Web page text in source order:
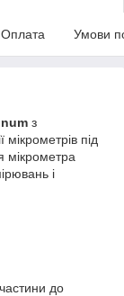
Оплата Умови
з
під
мікрометра
і
до